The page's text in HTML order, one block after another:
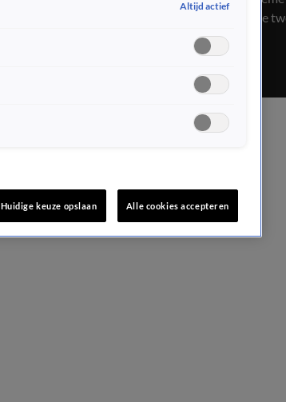
liefde Kim. De
kindje...
Altijd actief
Huidige keuze opslaan Alle cookies accepteren